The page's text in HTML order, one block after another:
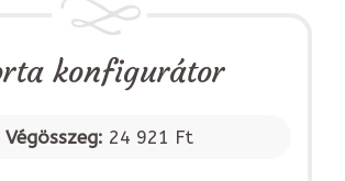
konfigurátor
Végösszeg: 24 921 Ft